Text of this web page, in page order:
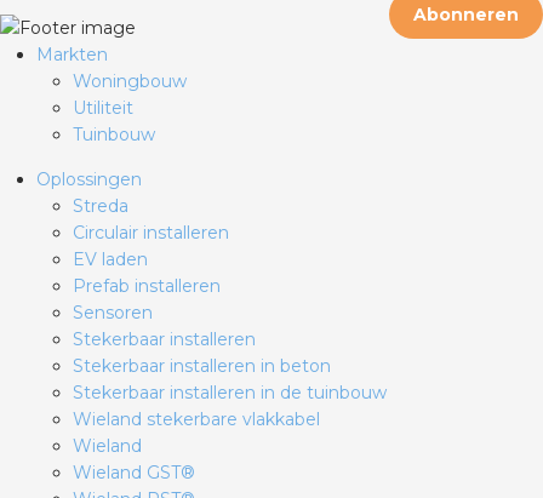
Abonneren
Markten
Woningbouw
Utiliteit
Tuinbouw
Oplossingen
Streda
Circulair installeren
EV laden
Prefab installeren
Sensoren
Stekerbaar installeren
Stekerbaar installeren in beton
Stekerbaar installeren in de tuinbouw
Wieland stekerbare vlakkabel
Wieland
Wieland GST®